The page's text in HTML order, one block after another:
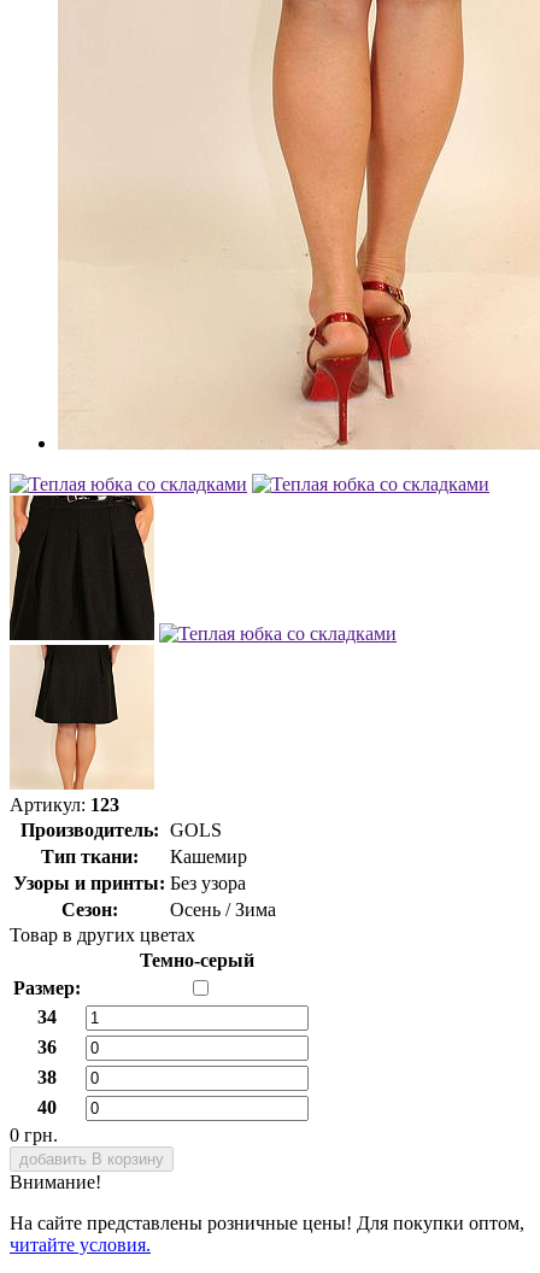
Артикул: 123
Производитель: GOLS
Тип ткани:
Кашемир
Узоры и принты: Без узора
Сезон:
Осень / Зима
Товар в других цветах
Темно-серый
Размер:
34
36
38
40
0 грн.
добавить В корзину
Внимание!
На сайте представлены розничные цены! Для покупки оптом,
читайте условия.